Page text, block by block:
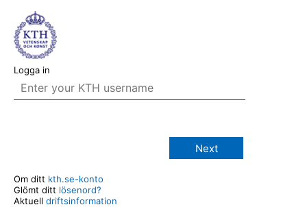
Logga in
Next
Om ditt kth.se-konto
Glömt ditt lösenord?
Aktuell driftsinformation